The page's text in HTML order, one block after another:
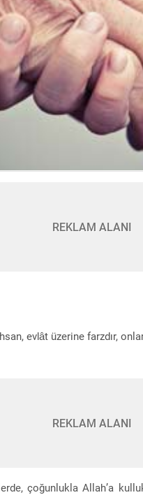
REKLAM ALANI
evlât üzerine farzdır,
REKLAM ALANI
çoğunlukla Allah’a